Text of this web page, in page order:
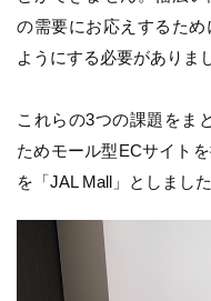
の需要にお応えするた
ようにする必要がありま
これらの3つの課題をま
ためモール型ECサイト
を「JAL Mall」としました